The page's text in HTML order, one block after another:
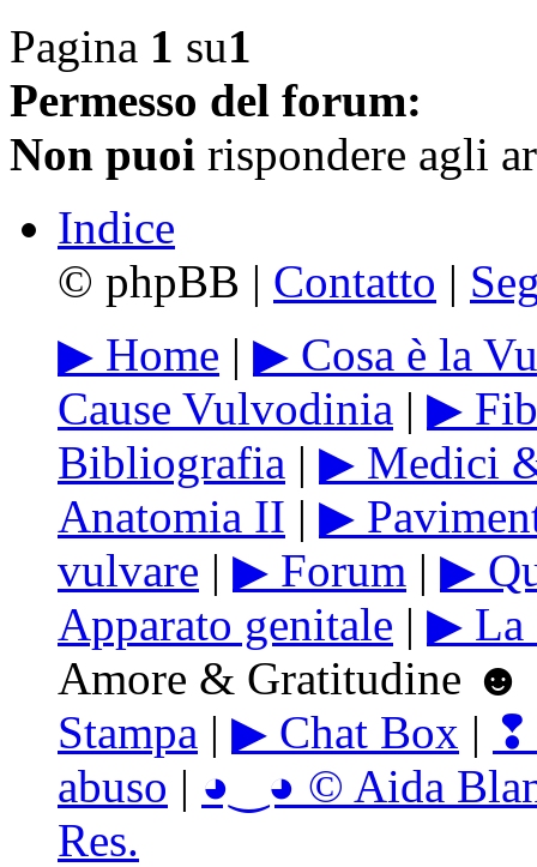
Pagina 1 su1
Permesso del forum:
Non puoi rispondere agli
Indice
© phpBB | Contatto |
▶ Home | ▶ Cosa è la
Cause Vulvodinia | ▶
Bibliografia | ▶ Medici
Anatomia II | ▶
vulvare | ▶ Forum | ▶
Apparato genitale | ▶ La
Amore & Gratitudine
Stampa | ▶ Chat Box | ❢
abuso | ◕‿◕ © Aida
Res.